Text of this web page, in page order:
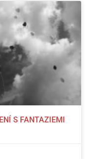
S FANTAZIEMI